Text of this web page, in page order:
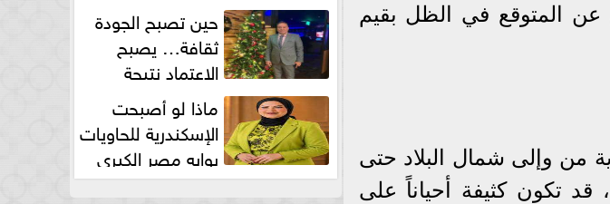
المتوقع في الظل بقيم
المؤدية من وإلى شمال البلاد حتى
تكون كثيفة أحياناً على
حين تصبح الجودة
ثقافة… يصبح
الاعتماد نتيجة
طبيعية
ماذا لو أصبحت
الإسكندرية للحاويات
بوابه مصر الكبري
للتجارة العالمية بقلم د...